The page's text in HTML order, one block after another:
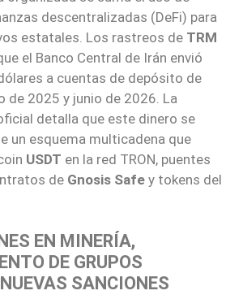
descentralizadas (DeFi) para
estatales. Los rastreos de TRM
el Banco Central de Irán envió
a cuentas de depósito de
de 2025 y junio de 2026. La
detalla que este dinero se
un esquema multicadena que
USDT en la red TRON, puentes
de Gnosis Safe y tokens del
EN MINERÍA,
DE GRUPOS
SANCIONES